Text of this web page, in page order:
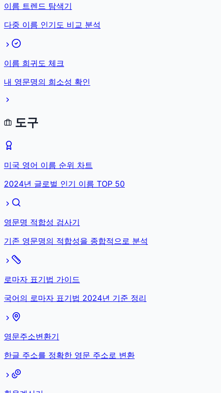
이름 트렌드 탐색기
다중 이름 인기도 비교 분석
이름 희귀도 체크
내 영문명의 희소성 확인
도구
미국 영어 이름 순위 차트
2024년 글로벌 인기 이름 TOP 50
영문명 적합성 검사기
기존 영문명의 적합성을 종합적으로 분석
로마자 표기법 가이드
국어의 로마자 표기법 2024년 기준 정리
영문주소변환기
한글 주소를 정확한 영문 주소로 변환